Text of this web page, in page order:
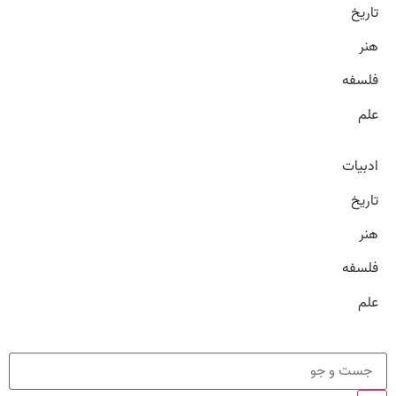
تاریخ
هنر
فلسفه
علم
ادبیات
تاریخ
هنر
فلسفه
علم